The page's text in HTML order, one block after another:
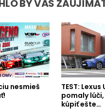
BY VÁS
nesmieš
TEST: Lexus
pomaly
kúpiť ešte…